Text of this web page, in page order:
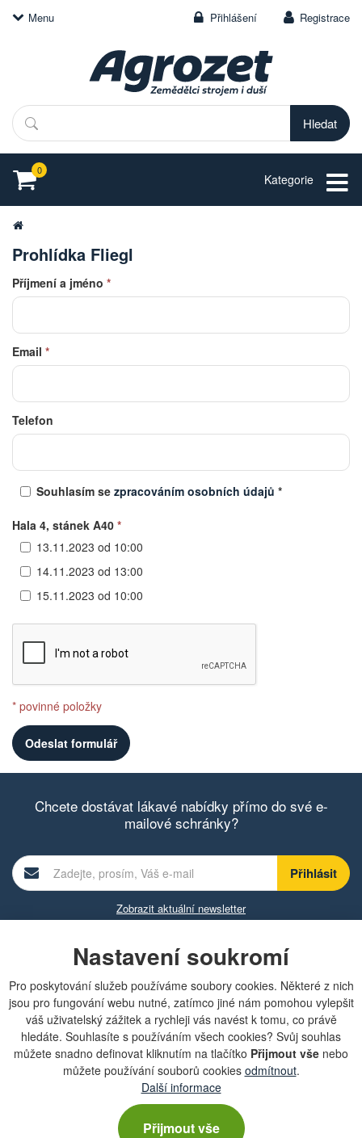
Nastavení soukromí
Pro poskytování služeb používáme soubory cookies. Některé z nich
jsou pro fungování webu nutné, zatímco jiné nám pomohou vylepšit
váš uživatelský zážitek a rychleji vás navést k tomu, co právě
hledáte. Souhlasíte s používáním všech cookies? Svůj souhlas
můžete snadno definovat kliknutím na tlačítko Přijmout vše nebo
můžete používání souborů cookies odmítnout.
Další informace
Přijmout vše
Menu Přihlášení Registrace
Hledat
0
Kategorie
Prohlídka Fliegl
Příjmení a jméno *
Email *
Telefon
Souhlasím se zpracováním osobních údajů *
Hala 4, stánek A40 *
13.11.2023 od 10:00
14.11.2023 od 13:00
15.11.2023 od 10:00
* povinné položky
Chcete dostávat lákavé nabídky přímo do své e-
mailové schránky?
Zobrazit aktuální newsletter
Rychlá navigace
Obchodní podmínky
Zásady ochrany osobních údajů (GDPR)
Nastavení cookies
Doprava
Dodání zboží
Odstoupení od kupní smlouvy